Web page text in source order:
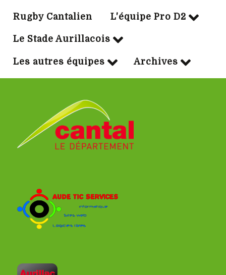
Rugby Cantalien L'équipe Pro D2
Le Stade Aurillacois
Les autres équipes Archives